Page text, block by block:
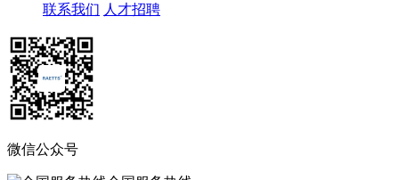
联系我们 人才招聘
微信公众号